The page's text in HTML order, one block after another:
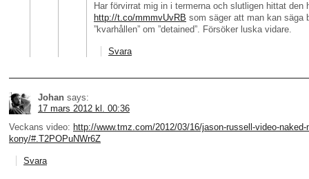
Har förvirrat mig in i termerna och slutligen hittat den
http://t.co/mmmvUvRB som säger att man kan säga
”kvarhållen” om ”detained”. Försöker luska vidare.
Svara
Johan says:
17 mars 2012 kl. 00:36
Veckans video: http://www.tmz.com/2012/03/16/jason-russell-video-naked-
kony/#.T2POPuNWr6Z
Svara